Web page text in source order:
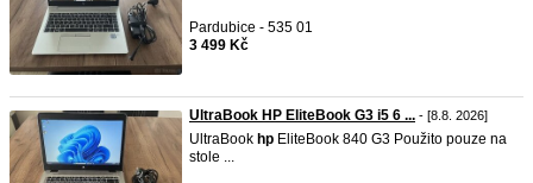
Pardubice - 535 01
3 499 Kč
UltraBook HP EliteBook G3 i5 6 ... - [8.8. 2026]
UltraBook hp EliteBook 840 G3 Použito pouze na
stole ...